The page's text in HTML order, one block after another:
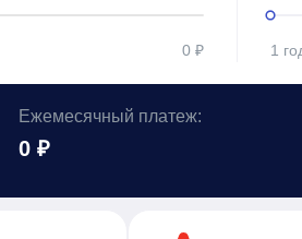
0 ₽ 1
Ежемесячный платеж:
0 ₽